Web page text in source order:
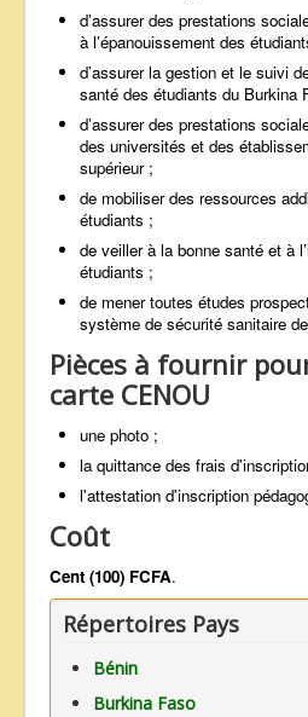
d’assurer des prestations
à l’épanouissement des
d’assurer la gestion et le suivi
santé des étudiants du Burkina
d’assurer des prestations
des universités et des
supérieur ;
de mobiliser des ressources
étudiants ;
de veiller à la bonne santé et à
étudiants ;
de mener toutes études
système de sécurité sanitaire
Pièces à fournir
carte CENOU
une photo ;
la quittance des frais
l'attestation d'inscription
Coût
Cent (100) FCFA.
Répertoires Pays
Bénin
Burkina Faso